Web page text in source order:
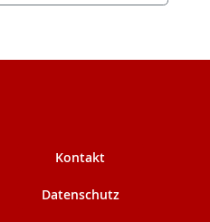
Kontakt
Datenschutz